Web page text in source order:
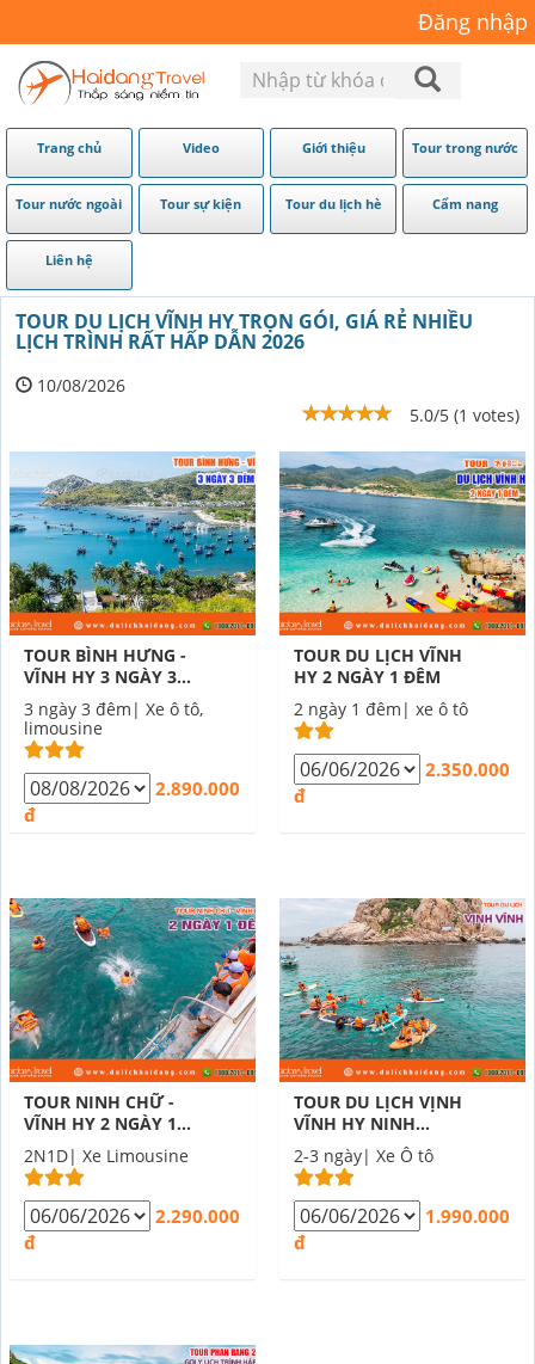
Đăng nhập
Trang chủ Video Giới thiệu Tour trong nước
Tour nước ngoài Tour sự kiện Tour du lịch hè Cẩm nang
Liên hệ
TOUR DU LỊCH VĨNH HY TRỌN GÓI, GIÁ RẺ NHIỀU
LỊCH TRÌNH RẤT HẤP DẪN 2026
10/08/2026
5.0/5 (1 votes)
TOUR BÌNH HƯNG -
VĨNH HY 3 NGÀY 3
3 ngày 3 đêm| Xe ô tô,
limousine
2.890.000
đ
TOUR DU LỊCH VĨNH
HY 2 NGÀY 1 ĐÊM
2 ngày 1 đêm| xe ô tô
2.350.000
đ
TOUR NINH CHỮ -
VĨNH HY 2 NGÀY 1
2N1D| Xe Limousine
2.290.000
đ
TOUR DU LỊCH VỊNH
VĨNH HY NINH
THUẬN
2-3 ngày| Xe Ô tô
1.990.000
đ